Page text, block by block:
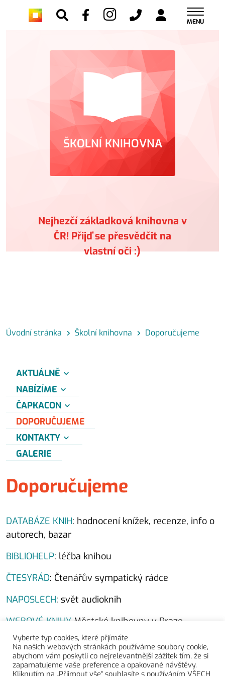
MENU
ŠKOLNÍ KNIHOVNA
Nejhezčí základková knihovna v
ČR! Přijď se přesvědčit na
vlastní oči :)
Úvodní stránka Školní knihovna Doporučujeme
AKTUÁLNĚ
NABÍZÍME
ČAPKACON
DOPORUČUJEME
KONTAKTY
GALERIE
Doporučujeme
DATABÁZE KNIH: hodnocení knížek, recenze, info o
autorech, bazar
BIBLIOHELP: léčba knihou
ČTESYRÁD: Čtenářův sympatický rádce
NAPOSLECH: svět audioknih
WEBOVÉ KNIHY Městské knihovny v Praze
HUMBOOK: pro všechny fanoušky young adult knih
POMOCNÍKvýběru knih od knihkupectví Martinus
Vyberte typ cookies, které přjímáte
Na našich webových stránkách používáme soubory cookie,
abychom vám poskytli co nejrelevantnější zážitek tím, že si
zapamatujeme vaše preference a opakované návštěvy.
Kliknutím na „Přijmout vše“ souhlasíte s používáním VŠECH